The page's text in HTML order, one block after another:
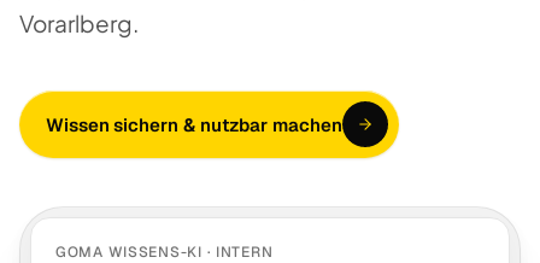
Vorarlberg.
Wissen sichern & nutzbar machen
GOMA WISSENS-KI · INTERN